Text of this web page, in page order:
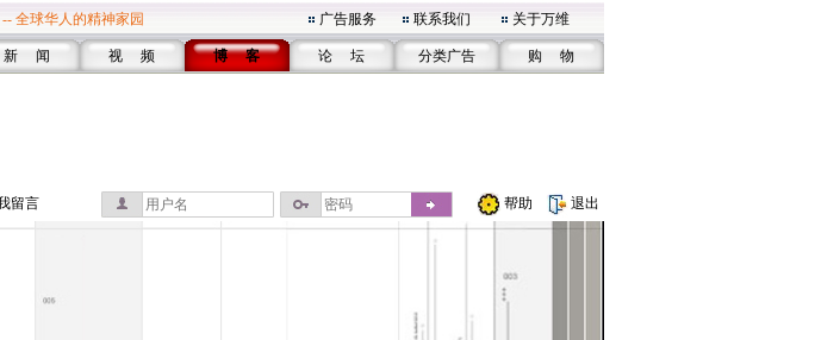
全球华人的精神家园 广告服务 联系我们 关于万维
新 闻 视 频 博 客 论 坛 分类广告 购 物
留言 帮助 退出